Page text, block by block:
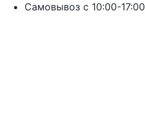
Cамовывоз с 10:00-17:00